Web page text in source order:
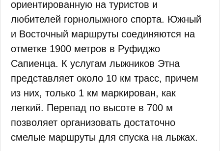
ориентированную на туристов и
любителей горнолыжного спорта. Южный
и Восточный маршруты соединяются на
отметке 1900 метров в Руфиджо
Сапиенца. К услугам лыжников Этна
представляет около 10 км трасс, причем
из них, только 1 км маркирован, как
легкий. Перепад по высоте в 700 м
позволяет организовать достаточно
смелые маршруты для спуска на лыжах.